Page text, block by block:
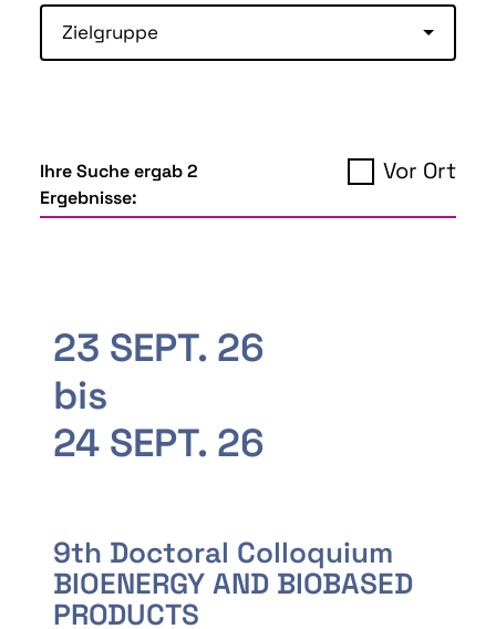
Zielgruppe
Ihre Suche ergab 2
Ergebnisse:
Vor Ort
23 SEPT. 26
bis
24 SEPT. 26
9th Doctoral Colloquium
BIOENERGY AND BIOBASED
PRODUCTS